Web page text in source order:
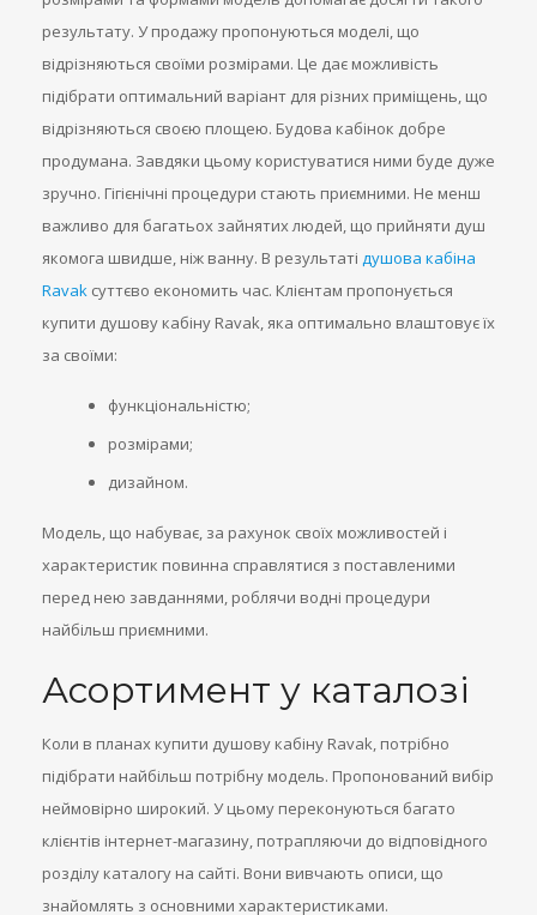
результату. У продажу пропонуються моделі, що
відрізняються своїми розмірами. Це дає можливість
підібрати оптимальний варіант для різних приміщень, що
відрізняються своєю площею. Будова кабінок добре
продумана. Завдяки цьому користуватися ними буде дуже
зручно. Гігієнічні процедури стають приємними. Не менш
важливо для багатьох зайнятих людей, що прийняти душ
якомога швидше, ніж ванну. В результаті душова кабіна
Ravak суттєво економить час. Клієнтам пропонується
купити душову кабіну Ravak, яка оптимально влаштовує їх
за своїми:
функціональністю;
розмірами;
дизайном.
Модель, що набуває, за рахунок своїх можливостей і
характеристик повинна справлятися з поставленими
перед нею завданнями, роблячи водні процедури
найбільш приємними.
Асортимент у каталозі
Коли в планах купити душову кабіну Ravak, потрібно
підібрати найбільш потрібну модель. Пропонований вибір
неймовірно широкий. У цьому переконуються багато
клієнтів інтернет-магазину, потрапляючи до відповідного
розділу каталогу на сайті. Вони вивчають описи, що
знайомлять з основними характеристиками.